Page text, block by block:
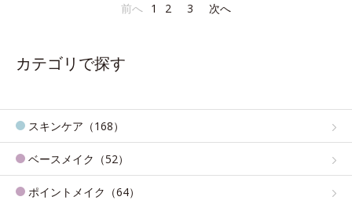
前へ 1 2 3 次へ
カテゴリで探す
スキンケア（168）
ベースメイク（52）
ポイントメイク（64）